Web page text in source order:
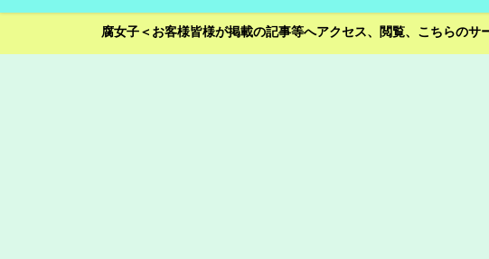
腐女子＜お客様皆様が掲載の記事等へアクセス、閲覧、こちらの